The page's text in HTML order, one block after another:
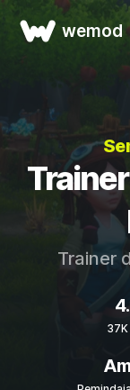
wemod
Trainer
37K